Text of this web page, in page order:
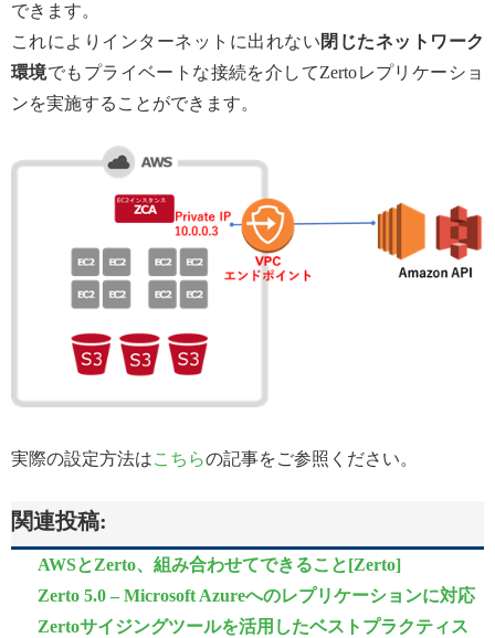
できます。
これによりインターネットに出れない閉じたネットワーク
環境でもプライベートな接続を介してZertoレプリケーショ
ンを実施することができます。
実際の設定方法はこちらの記事をご参照ください。
関連投稿:
AWSとZerto、組み合わせてできること[Zerto]
Zerto 5.0 – Microsoft Azureへのレプリケーションに対応
Zertoサイジングツールを活用したベストプラクティス